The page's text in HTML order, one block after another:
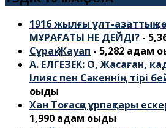
1916 жылғы ұлт-азаттық
МҰРАҒАТЫ НЕ ДЕЙДІ? -
Сұрақ-Жауап - 5,282 адам
А. ЕЛГЕЗЕК: О, Жасаған,
Ілияс пен Сәкеннің тірі
оқыды
Хан Тоғасқа ұрпақтары
1,990 адам оқыды